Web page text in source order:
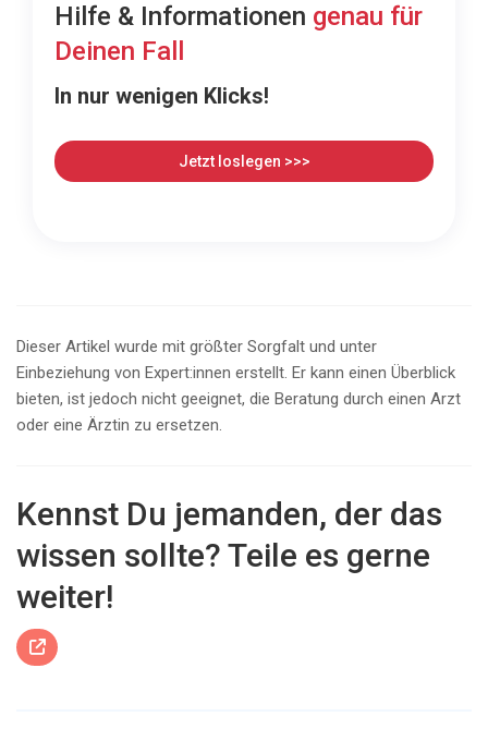
Hilfe & Informationen genau für
Deinen Fall
In nur wenigen Klicks!
Jetzt loslegen >>>
Dieser Artikel wurde mit größter Sorgfalt und unter
Einbeziehung von Expert:innen erstellt. Er kann einen Überblick
bieten, ist jedoch nicht geeignet, die Beratung durch einen Arzt
oder eine Ärztin zu ersetzen.
Kennst Du jemanden, der das
wissen sollte? Teile es gerne
weiter!
